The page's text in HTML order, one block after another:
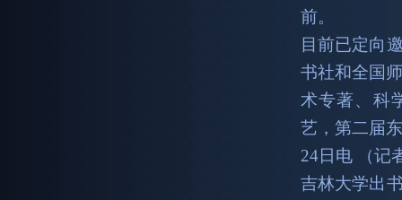
前。
目前已定向
书社和全国
术专著、科
艺，第二届
24日电 （记
吉林大学出